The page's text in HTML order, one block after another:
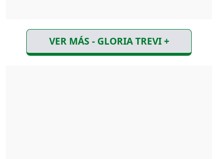
VER MÁS - GLORIA TREVI +